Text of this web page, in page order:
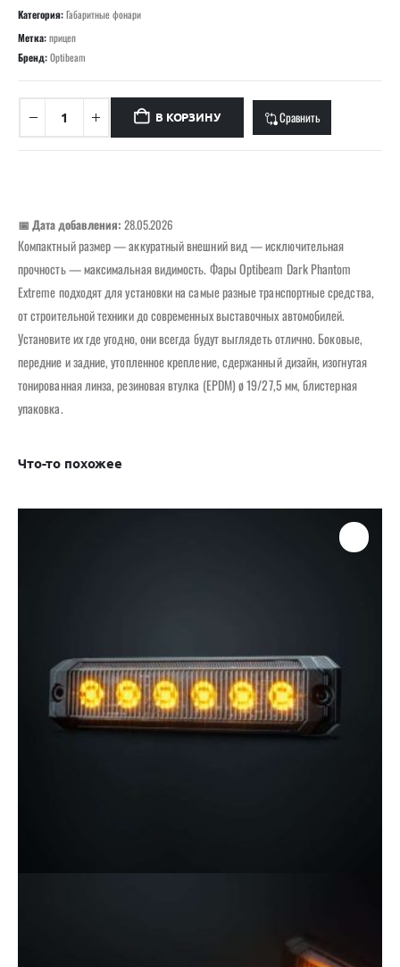
Категория:Габаритные фонари
Метка:прицеп
Бренд:Optibeam
В КОРЗИНУ Сравнить
📅 Дата добавления: 28.05.2026
Компактный размер — аккуратный внешний вид — исключительная
прочность — максимальная видимость. Фары Optibeam Dark Phantom
Extreme подходят для установки на самые разные транспортные средства,
от строительной техники до современных выставочных автомобилей.
Установите их где угодно, они всегда будут выглядеть отлично. Боковые,
передние и задние, утопленное крепление, сдержанный дизайн, изогнутая
тонированная линза, резиновая втулка (EPDM) ø 19/27,5 мм, блистерная
упаковка.
Что-то похожее